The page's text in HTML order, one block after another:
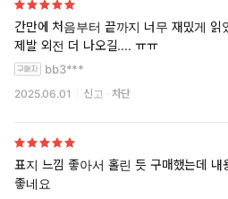
간만에 처음부터 끝까지 너무 재밌게 읽
제발 외전 더 나오길.... ㅠㅠ
bb3***
2025.06.01 신고 차단
표지 느낌 좋아서 홀린 듯 구매했는데
좋네요